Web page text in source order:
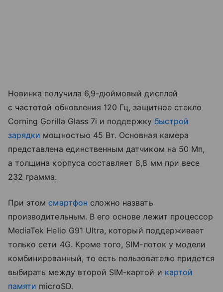
Новинка получила 6,9-дюймовый дисплей
с частотой обновления 120 Гц, защитное стекло
Corning Gorilla Glass 7i и поддержку быстрой
зарядки мощностью 45 Вт. Основная камера
представлена единственным датчиком на 50 Мп,
а толщина корпуса составляет 8,8 мм при весе
232 грамма.
При этом смартфон сложно назвать
производительным. В его основе лежит процессор
MediaTek Helio G91 Ultra, который поддерживает
только сети 4G. Кроме того, SIM-лоток у модели
комбинированный, то есть пользователю придется
выбирать между второй SIM-картой и картой
памяти microSD.